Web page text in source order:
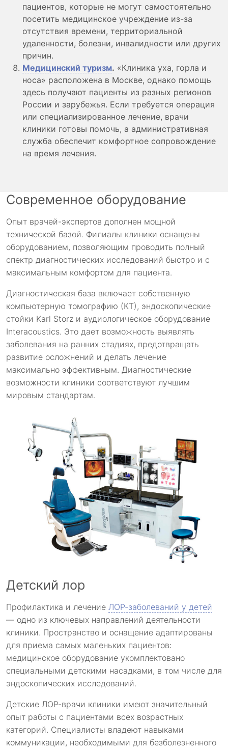
пациентов, которые не могут самостоятельно
посетить медицинское учреждение из-за
отсутствия времени, территориальной
удаленности, болезни, инвалидности или других
причин.
Медицинский туризм. «Клиника уха, горла и
носа» расположена в Москве, однако помощь
здесь получают пациенты из разных регионов
России и зарубежья. Если требуется операция
или специализированное лечение, врачи
клиники готовы помочь, а административная
служба обеспечит комфортное сопровождение
на время лечения.
Современное оборудование
Опыт врачей-экспертов дополнен мощной
технической базой. Филиалы клиники оснащены
оборудованием, позволяющим проводить полный
спектр диагностических исследований быстро и с
максимальным комфортом для пациента.
Диагностическая база включает собственную
компьютерную томографию (КТ), эндоскопические
стойки Karl Storz и аудиологическое оборудование
Interacoustics. Это дает возможность выявлять
заболевания на ранних стадиях, предотвращать
развитие осложнений и делать лечение
максимально эффективным. Диагностические
возможности клиники соответствуют лучшим
мировым стандартам.
Детский лор
Профилактика и лечение ЛОР-заболеваний у детей
— одно из ключевых направлений деятельности
клиники. Пространство и оснащение адаптированы
для приема самых маленьких пациентов:
медицинское оборудование укомплектовано
специальными детскими насадками, в том числе для
эндоскопических исследований.
Детские ЛОР-врачи клиники имеют значительный
опыт работы с пациентами всех возрастных
категорий. Специалисты владеют навыками
коммуникации, необходимыми для безболезненного